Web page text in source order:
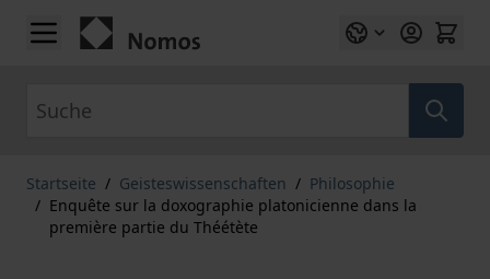
Zum Inhalt springen
Startseite / Geisteswissenschaften / Philosophie
/ Enquête sur la doxographie platonicienne dans la
première partie du Théétète